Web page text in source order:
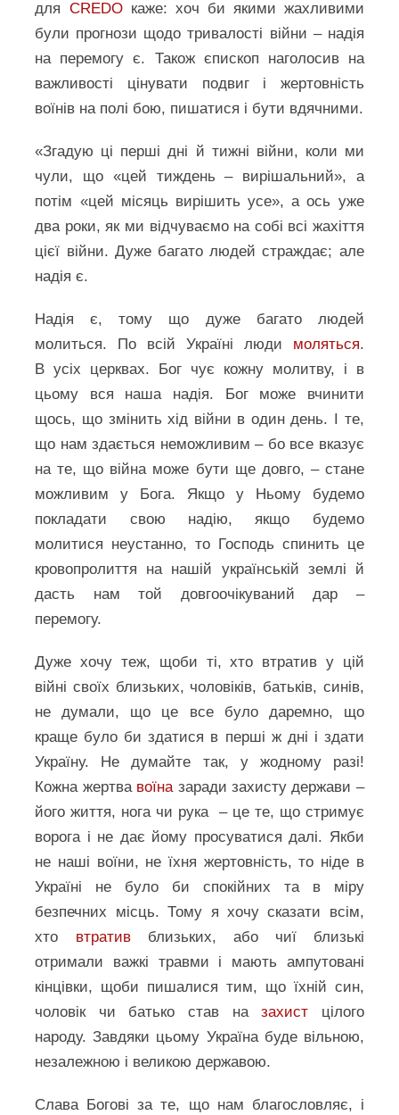
для CREDOкаже: хоч би якими жахливими
були прогнози щодо тривалості війни – надія
на перемогу є. Також єпископ наголосив на
важливості цінувати подвиг і жертовність
воїнів на полі бою, пишатися і бути вдячними.
«Згадую ці перші дні й тижні війни, коли ми
чули, що «цей тиждень – вирішальний», а
потім «цей місяць вирішить усе», а ось уже
два роки, як ми відчуваємо на собі всі жахіття
цієї війни. Дуже багато людей страждає; але
надія є.
Надія є, тому що дуже багато людей
молиться. По всій Україні люди моляться.
В усіх церквах. Бог чує кожну молитву, і в
цьому вся наша надія. Бог може вчинити
щось, що змінить хід війни в один день. І те,
що нам здається неможливим – бо все вказує
на те, що війна може бути ще довго, – стане
можливим у Бога. Якщо у Ньому будемо
покладати свою надію, якщо будемо
молитися неустанно, то Господь спинить це
кровопролиття на нашій українській землі й
дасть нам той довгоочікуваний дар –
перемогу.
Дуже хочу теж, щоби ті, хто втратив у цій
війні своїх близьких, чоловіків, батьків, синів,
не думали, що це все було даремно, що
краще було би здатися в перші ж дні і здати
Україну. Не думайте так, у жодному разі!
Кожна жертва воїназаради захисту держави –
його життя, нога чи рука – це те, що стримує
ворога і не дає йому просуватися далі. Якби
не наші воїни, не їхня жертовність, то ніде в
Україні не було би спокійних та в міру
безпечних місць. Тому я хочу сказати всім,
хто втративблизьких, або чиї близькі
отримали важкі травми і мають ампутовані
кінцівки, щоби пишалися тим, що їхній син,
чоловік чи батько став назахист цілого
народу. Завдяки цьому Україна буде вільною,
незалежною і великою державою.
Слава Богові за те, що нам благословляє, і